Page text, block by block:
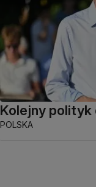
Kolejny polityk
POLSKA